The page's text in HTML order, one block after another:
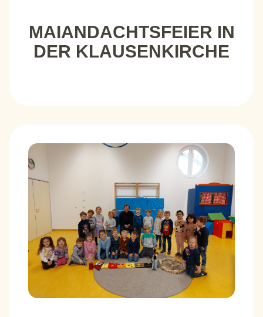
MAIANDACHTSFEIER IN
DER KLAUSENKIRCHE